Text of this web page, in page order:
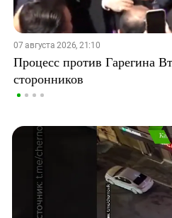
07 августа 2026, 21:10
Процесс против Гарегина
сторонников